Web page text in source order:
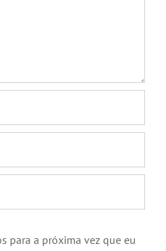
para a próxima vez que eu